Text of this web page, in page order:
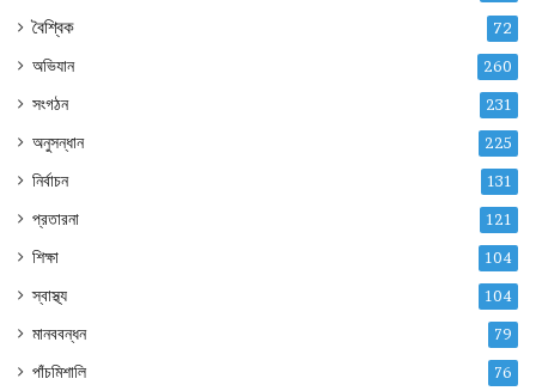
বৈশ্বিক 72
অভিযান 260
সংগঠন 231
অনুসন্ধান 225
নির্বাচন 131
প্রতারনা 121
শিক্ষা 104
স্বাস্থ্য 104
মানববন্ধন 79
পাঁচমিশালি 76